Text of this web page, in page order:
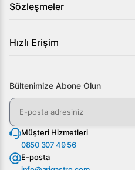
Sözleşmeler
Hızlı Erişim
Bültenimize Abone Olun
Müşteri Hizmetleri
0850 307 49 56
E-posta